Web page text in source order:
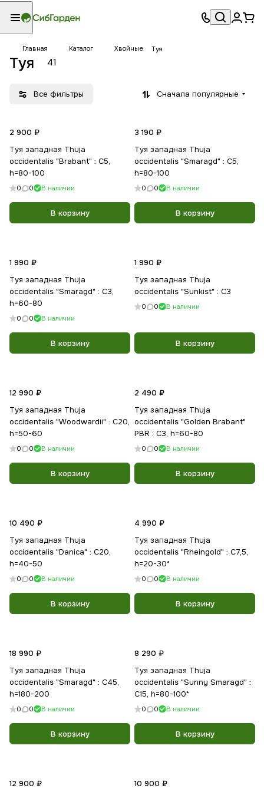
Главная Каталог Хвойные Туя
Туя 41
Все фильтры Сначала популярные
2 900 ₽
Туя западная Thuja
occidentalis "Brabant" : С5,
h=80-100
0 0 В наличии
В корзину
3 190 ₽
Туя западная Thuja
occidentalis "Smaragd" : С5,
h=80-100
0 0 В наличии
В корзину
1 990 ₽
Туя западная Thuja
occidentalis "Smaragd" : С3,
h=60-80
0 0 В наличии
В корзину
1 990 ₽
Туя западная Thuja
occidentalis "Sunkist" : С3
0 0 В наличии
В корзину
12 990 ₽
Туя западная Thuja
occidentalis "Woodwardii" : С20,
h=50-60
0 0 В наличии
В корзину
2 490 ₽
Туя западная Thuja
occidentalis "Golden Brabant"
PBR : С3, h=60-80
0 0 В наличии
В корзину
10 490 ₽
Туя западная Thuja
occidentalis "Danica" : C20,
h=40-50
0 0 В наличии
В корзину
4 990 ₽
Туя западная Thuja
occidentalis "Rheingold" : С7,5,
h=20-30*
0 0 В наличии
В корзину
18 990 ₽
Туя западная Thuja
occidentalis "Smaragd" : С45,
h=180-200
0 0 В наличии
В корзину
8 290 ₽
Туя западная Thuja
occidentalis "Sunny Smaragd" :
С15, h=80-100*
0 0 В наличии
В корзину
12 900 ₽
10 900 ₽